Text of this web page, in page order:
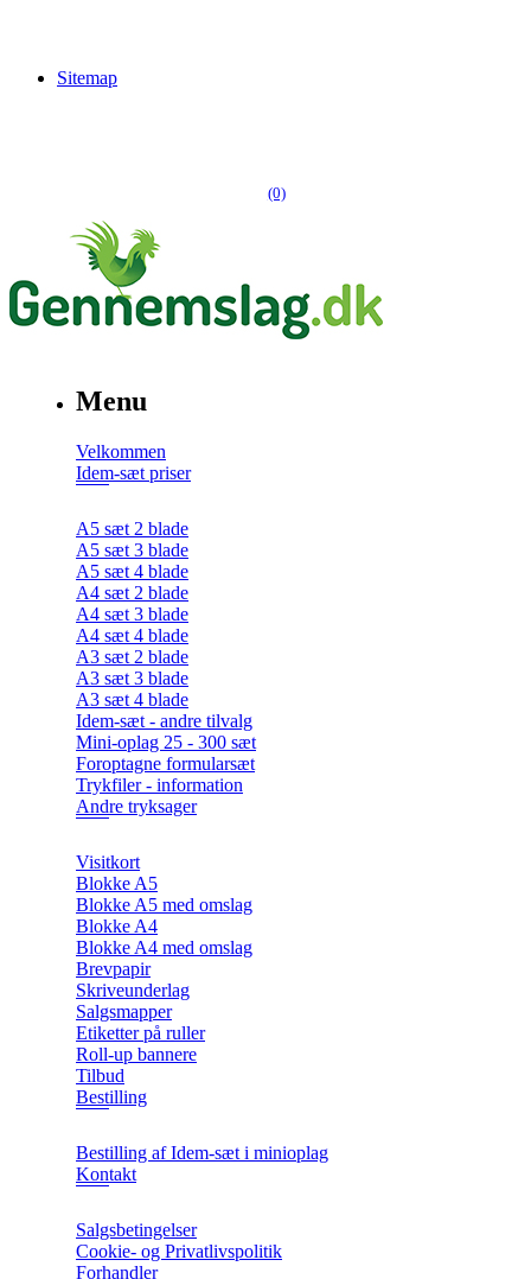
Sitemap
(0)
Menu
Velkommen
Idem-sæt priser
A5 sæt 2 blade
A5 sæt 3 blade
A5 sæt 4 blade
A4 sæt 2 blade
A4 sæt 3 blade
A4 sæt 4 blade
A3 sæt 2 blade
A3 sæt 3 blade
A3 sæt 4 blade
Idem-sæt - andre tilvalg
Mini-oplag 25 - 300 sæt
Foroptagne formularsæt
Trykfiler - information
Andre tryksager
Visitkort
Blokke A5
Blokke A5 med omslag
Blokke A4
Blokke A4 med omslag
Brevpapir
Skriveunderlag
Salgsmapper
Etiketter på ruller
Roll-up bannere
Tilbud
Bestilling
Bestilling af Idem-sæt i minioplag
Kontakt
Salgsbetingelser
Cookie- og Privatlivspolitik
Forhandler